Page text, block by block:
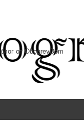
от ObogrevDom